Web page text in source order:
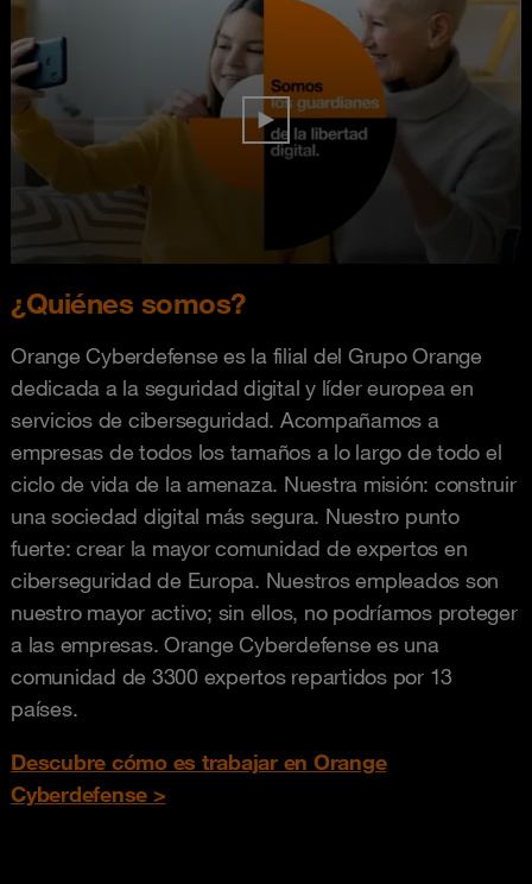
¿Quiénes somos?
Orange Cyberdefense es la filial del Grupo Orange
dedicada a la seguridad digital y líder europea en
servicios de ciberseguridad. Acompañamos a
empresas de todos los tamaños a lo largo de todo el
ciclo de vida de la amenaza. Nuestra misión: construir
una sociedad digital más segura. Nuestro punto
fuerte: crear la mayor comunidad de expertos en
ciberseguridad de Europa. Nuestros empleados son
nuestro mayor activo; sin ellos, no podríamos proteger
a las empresas. Orange Cyberdefense es una
comunidad de 3300 expertos repartidos por 13
países.
Descubre cómo es trabajar en Orange
Cyberdefense >